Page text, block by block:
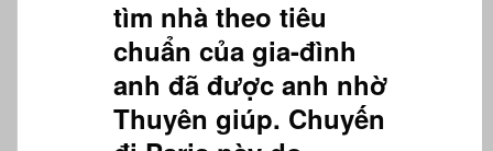
tìm nhà theo tiêu
chuẩn của gia-đình
anh đã được anh nhờ
Thuyên giúp. Chuyến